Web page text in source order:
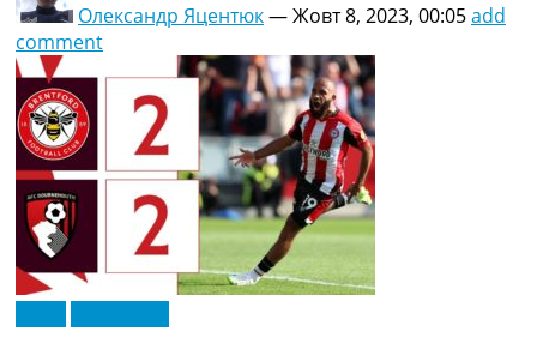
Олександр Яцентюк—Жовт 8, 2023, 00:05add
comment